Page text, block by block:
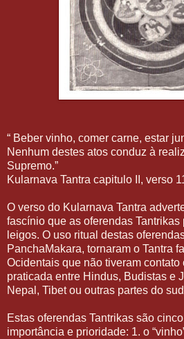
“ Beber vinho, comer carne, estar
Nenhum destes atos conduz à
Supremo.”
Kularnava Tantra capitulo II, verso
O verso do Kularnava Tantra
fascínio que as oferendas
leigos. O uso ritual destas
PanchaMakara, tornaram o Tantra
Ocidentais que não tiveram
praticada entre Hindus, Budistas e
Nepal, Tibet ou outras partes do
Estas oferendas Tantrikas são
importância e prioridade: 1. o